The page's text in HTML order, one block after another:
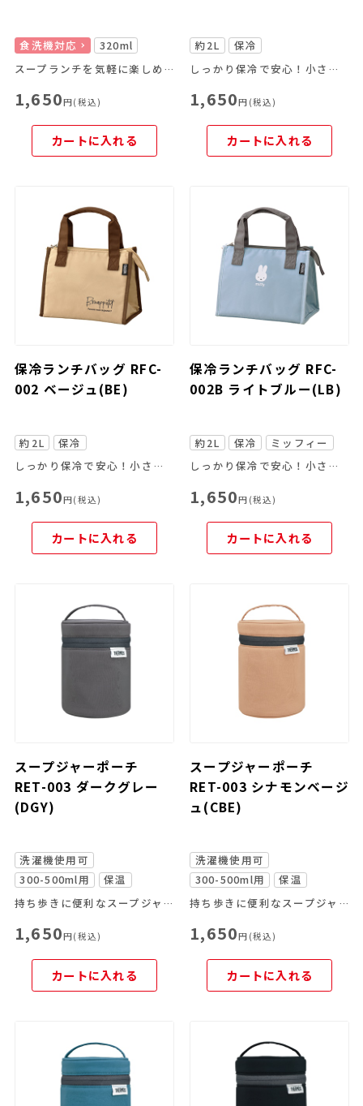
食洗機対応
320ml
スープランチを気軽に楽しめる！
1,650円(税込)
カートに入れる
約2L
保冷
しっかり保冷で安心！小さめサイズのお弁当箱の持ち運びにぴったりなランチバッグです。
1,650円(税込)
カートに入れる
保冷ランチバッグ RFC-
002 ベージュ(BE)
約2L
保冷
しっかり保冷で安心！小さめサイズのお弁当箱の持ち運びにぴったりなランチバッグです。
1,650円(税込)
カートに入れる
保冷ランチバッグ RFC-
002B ライトブルー(LB)
約2L 保冷
ミッフィー
しっかり保冷で安心！小さめサイズのお弁当箱の持ち運びにぴったりなランチバッグです。
1,650円(税込)
カートに入れる
スープジャーポーチ
RET-003 ダークグレー
(DGY)
洗濯機使用可
300-500ml用
保温
持ち歩きに便利なスープジャー専用ポーチ
1,650円(税込)
カートに入れる
スープジャーポーチ
RET-003 シナモンベージ
ュ(CBE)
洗濯機使用可
300-500ml用
保温
持ち歩きに便利なスープジャー専用ポーチ
1,650円(税込)
カートに入れる